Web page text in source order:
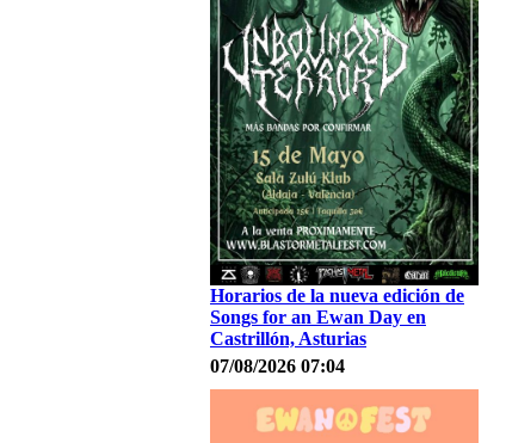
Horarios de la nueva edición de
Songs for an Ewan Day en
Castrillón, Asturias
07/08/2026 07:04